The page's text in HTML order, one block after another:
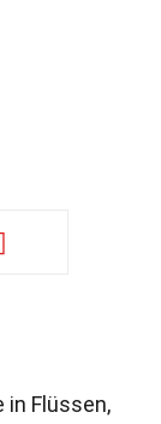
in Flüssen,